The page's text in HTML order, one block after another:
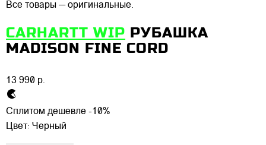
Все товары — оригинальные.
CARHARTT WIP РУБАШКА
MADISON FINE CORD
13 990 р.
Сплитом дешевле -10%
Цвет: Черный